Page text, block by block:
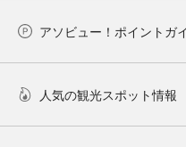
アソビュー！ポイントガ
人気の観光スポット情報